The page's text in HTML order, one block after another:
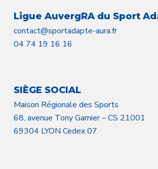
Ligue AuvergRA du Sport
contact@sportadapte-aura.fr
04 74 19 16 16
SIÈGE SOCIAL
Maison Régionale des Sports
68, avenue Tony Garnier – CS 21001
69304 LYON Cedex 07